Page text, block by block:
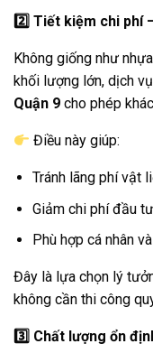
2️ Tiết kiệm chi phí
Không giống như
khối lượng lớn, dịch vụ
Quận 9 cho phép
Điều này giúp:
Tránh lãng phí vật
Giảm chi phí đầu
Phù hợp cá nhân
Đây là lựa chọn lý
không cần thi công
3️ Chất lượng ổn